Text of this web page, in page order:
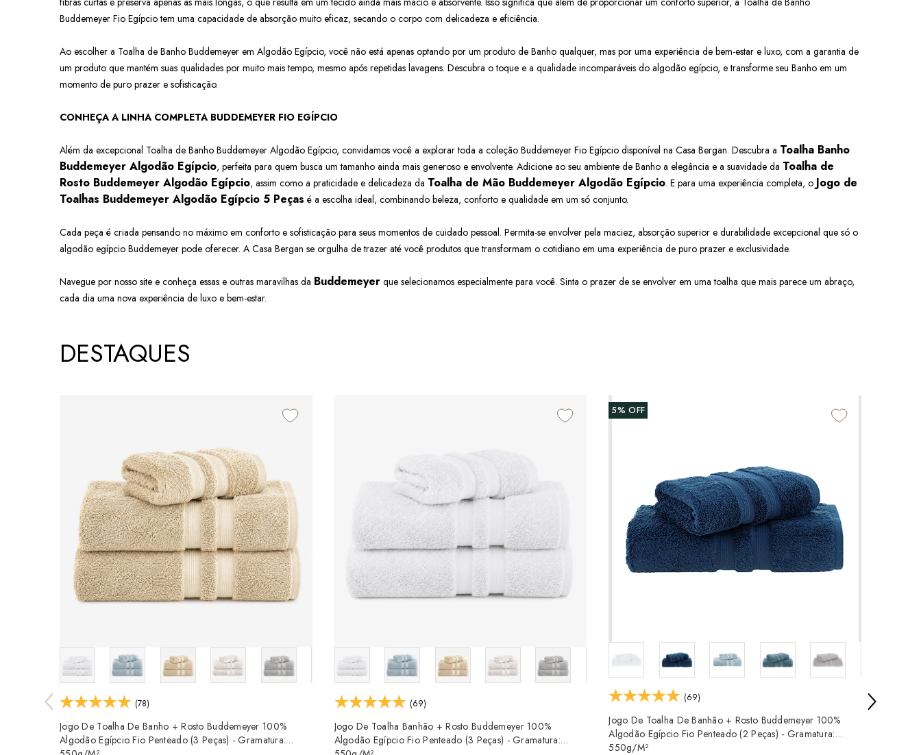
Buddemeyer Fio Egípcio tem uma capacidade de absorção muito eficaz, secando o corpo com delicadeza e eficiência.
Ao escolher a Toalha de Banho Buddemeyer em Algodão Egípcio, você não está apenas optando por um produto de Banho qualquer, mas por uma experiência de bem-estar e luxo, com a garantia de
um produto que mantém suas qualidades por muito mais tempo, mesmo após repetidas lavagens. Descubra o toque e a qualidade incomparáveis do algodão egípcio, e transforme seu Banho em um
momento de puro prazer e sofisticação.
CONHEÇA A LINHA COMPLETA BUDDEMEYER FIO EGÍPCIO
Além da excepcional Toalha de Banho Buddemeyer Algodão Egípcio, convidamos você a explorar toda a coleção Buddemeyer Fio Egípcio disponível na Casa Bergan. Descubra a Toalha Banho
Buddemeyer Algodão Egípcio, perfeita para quem busca um tamanho ainda mais generoso e envolvente. Adicione ao seu ambiente de Banho a elegância e a suavidade da Toalha de
Rosto Buddemeyer Algodão Egípcio, assim como a praticidade e delicadeza da Toalha de Mão Buddemeyer Algodão Egípcio. E para uma experiência completa, o Jogo de
Toalhas Buddemeyer Algodão Egípcio 5 Peças é a escolha ideal, combinando beleza, conforto e qualidade em um só conjunto.
Cada peça é criada pensando no máximo em conforto e sofisticação para seus momentos de cuidado pessoal. Permita-se envolver pela maciez, absorção superior e durabilidade excepcional que só o
algodão egípcio Buddemeyer pode oferecer. A Casa Bergan se orgulha de trazer até você produtos que transformam o cotidiano em uma experiência de puro prazer e exclusividade.
Navegue por nosso site e conheça essas e outras maravilhas da Buddemeyer que selecionamos especialmente para você. Sinta o prazer de se envolver em uma toalha que mais parece um abraço,
cada dia uma nova experiência de luxo e bem-estar.
DESTAQUES
(78)
Jogo De Toalha De Banho + Rosto Buddemeyer 100%
Algodão Egípcio Fio Penteado (3 Peças) - Gramatura:
(69)
Jogo De Toalha Banhão + Rosto Buddemeyer 100%
Algodão Egípcio Fio Penteado (3 Peças) - Gramatura:
5% OFF
(69)
Jogo De Toalha De Banhão + Rosto Buddemeyer 100%
Algodão Egípcio Fio Penteado (2 Peças) - Gramatura:
550g/m²